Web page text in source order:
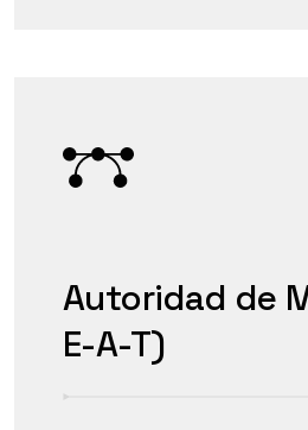
Autoridad de
E-A-T)